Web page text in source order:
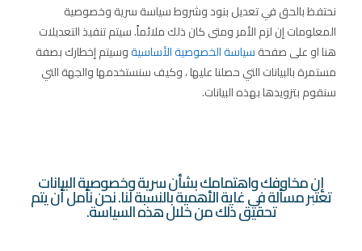
نحتفظ بالحق في تعديل بنود وشروط سياسة سرية وخصوصية
المعلومات إن لزم الأمر ومتى كان ذلك ملائماً. سيتم تنفيذ التعديلات
هنا او على صفحةسياسة الخصوصية الأساسيةوسيتم إخطارك بصفة
مستمرة بالبيانات التي حصلنا عليها ، وكيف سنستخدمها والجهة التي
سنقوم بتزويدها بهذه البيانات.
إن مخاوفك واهتمامك بشأن سرية وخصوصية البيانات
تعتبر مسألة في غاية الأهمية بالنسبة لنا. نحن نأمل أن يتم
تحقيق ذلك من خلال هذه السياسة.